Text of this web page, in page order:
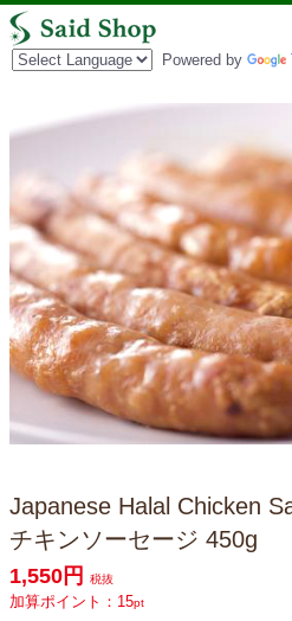
Powered by
Japanese Halal Chicken
チキンソーセージ 450g
1,550円 税抜
加算ポイント： 15pt